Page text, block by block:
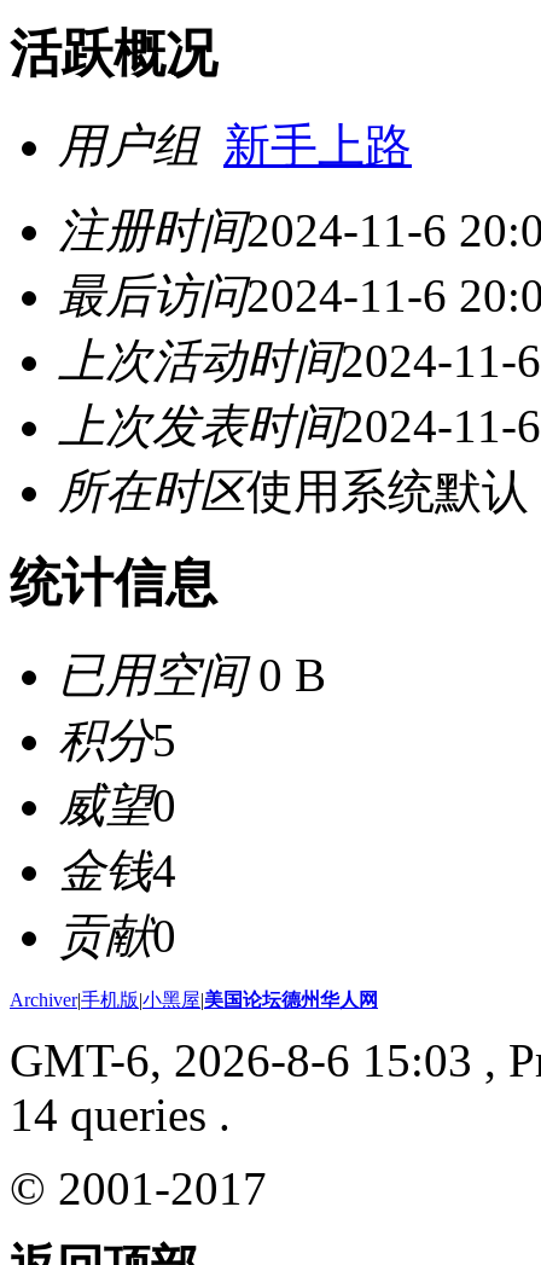
活跃概况
用户组 新手上路
注册时间2024-11-6
最后访问2024-11-6
上次活动时间2024-11-
上次发表时间2024-11-
所在时区使用系统默认
统计信息
已用空间0 B
积分5
威望0
金钱4
贡献0
Archiver|手机版|小黑屋|美国论坛德州华人网
GMT-6, 2026-8-6 15:03 ,
14 queries .
© 2001-2017